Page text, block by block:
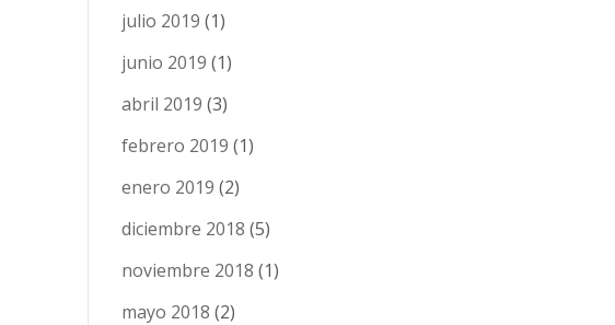
julio 2019 (1)
junio 2019 (1)
abril 2019 (3)
febrero 2019 (1)
enero 2019 (2)
diciembre 2018 (5)
noviembre 2018 (1)
mayo 2018 (2)